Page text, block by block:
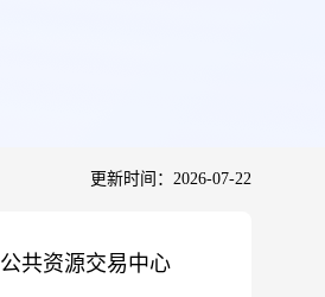
更新时间：2026-07-22
公共资源交易中心